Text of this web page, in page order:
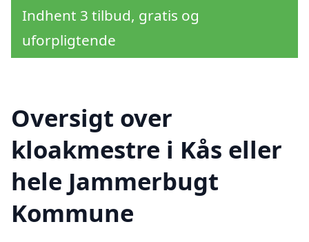
Indhent 3 tilbud, gratis og
uforpligtende
Oversigt over
kloakmestre i Kås eller
hele Jammerbugt
Kommune